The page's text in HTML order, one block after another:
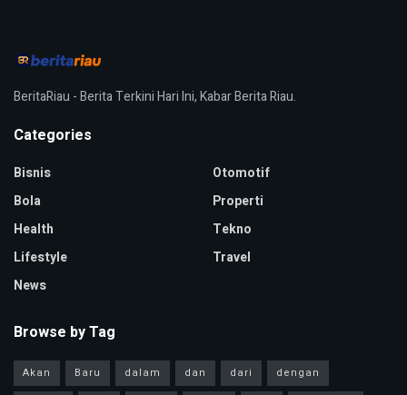
BeritaRiau - Berita Terkini Hari Ini, Kabar Berita Riau.
Categories
Bisnis
Bola
Health
Lifestyle
News
Otomotif
Properti
Tekno
Travel
Browse by Tag
Akan Baru dalam dan dari
dengan